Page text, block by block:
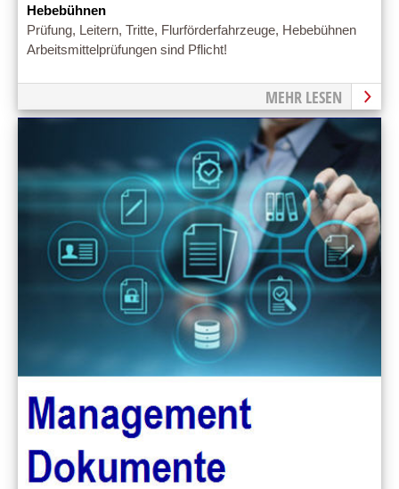
Hebebühnen
Prüfung, Leitern, Tritte, Flurförderfahrzeuge, Hebebühnen
Arbeitsmittelprüfungen sind Pflicht!
MEHR LESEN